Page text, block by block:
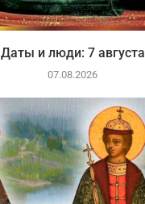
Даты и люди: 7 августа
07.08.2026